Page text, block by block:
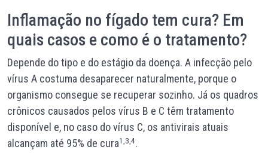
Inflamação no fígado tem cura? Em
quais casos e como é o tratamento?
Depende do tipo e do estágio da doença. A infecção pelo
vírus A costuma desaparecer naturalmente, porque o
organismo consegue se recuperar sozinho. Já os quadros
crônicos causados pelos vírus B e C têm tratamento
disponível e, no caso do vírus C, os antivirais atuais
alcançam até 95% de cura1,3,4.